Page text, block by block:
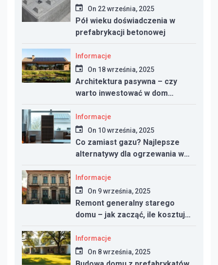
On 22 września, 2025
Pół wieku doświadczenia w
prefabrykacji betonowej
Informacje
On 18 września, 2025
Architektura pasywna – czy
warto inwestować w dom
energooszczędny?
Informacje
On 10 września, 2025
Co zamiast gazu? Najlepsze
alternatywy dla ogrzewania w
nowym domu
Informacje
On 9 września, 2025
Remont generalny starego
domu – jak zacząć, ile kosztuje
i na co uważać
Informacje
On 8 września, 2025